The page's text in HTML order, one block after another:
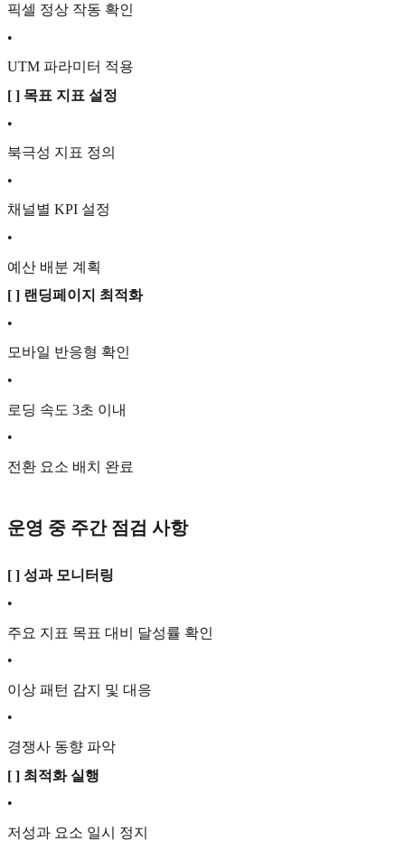
픽셀 정상 작동 확인
•
UTM 파라미터 적용
[ ] 목표 지표 설정
•
북극성 지표 정의
•
채널별 KPI 설정
•
예산 배분 계획
[ ] 랜딩페이지 최적화
•
모바일 반응형 확인
•
로딩 속도 3초 이내
•
전환 요소 배치 완료
운영 중 주간 점검 사항
[ ] 성과 모니터링
•
주요 지표 목표 대비 달성률 확인
•
이상 패턴 감지 및 대응
•
경쟁사 동향 파악
[ ] 최적화 실행
•
저성과 요소 일시 정지